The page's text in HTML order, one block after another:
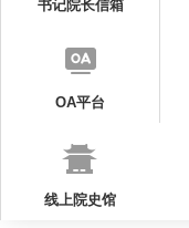
书记院长信箱
OA平台
线上院史馆